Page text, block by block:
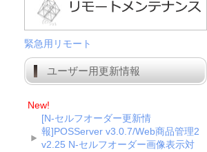
緊急用リモート
ユーザー用更新情報
New!
[N-セルフオーダー更新情
報]POSServer v3.0.7/Web商品管理2
v2.25 N-セルフオーダー画像表示対